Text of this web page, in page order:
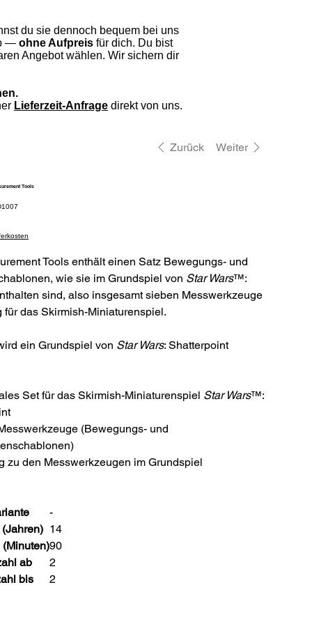
du sie dennoch bequem bei uns
— ohne Aufpreis für dich. Du bist
Angebot wählen. Wir sichern dir
Lieferzeit-Anfrage direkt von uns.
Zurück Weiter
Tools
Tools enthält einen Satz Bewegungs- und
wie sie im Grundspiel von Star Wars™:
sind, also insgesamt sieben Messwerkzeuge
für das Skirmish-Miniaturenspiel.
ein Grundspiel von Star Wars: Shatterpoint
Set für das Skirmish-Miniaturenspiel Star Wars™:
(Bewegungs- und
zu den Messwerkzeugen im Grundspiel
-
14
90
ab
2
bis
2